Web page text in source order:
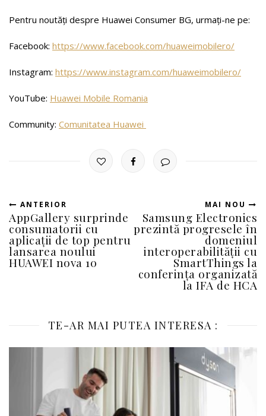
Pentru noutăți despre Huawei Consumer BG, urmați-ne pe:
Facebook: https://www.facebook.com/huaweimobilero/
Instagram: https://www.instagram.com/huaweimobilero/
YouTube: Huawei Mobile Romania
Community: Comunitatea Huawei
ANTERIOR
AppGallery surprinde
consumatorii cu
aplicații de top pentru
lansarea noului
HUAWEI nova 10
MAI NOU
Samsung Electronics
prezintă progresele în
domeniul
interoperabilității cu
SmartThings la
conferința organizată
la IFA de HCA
TE-AR MAI PUTEA INTERESA :